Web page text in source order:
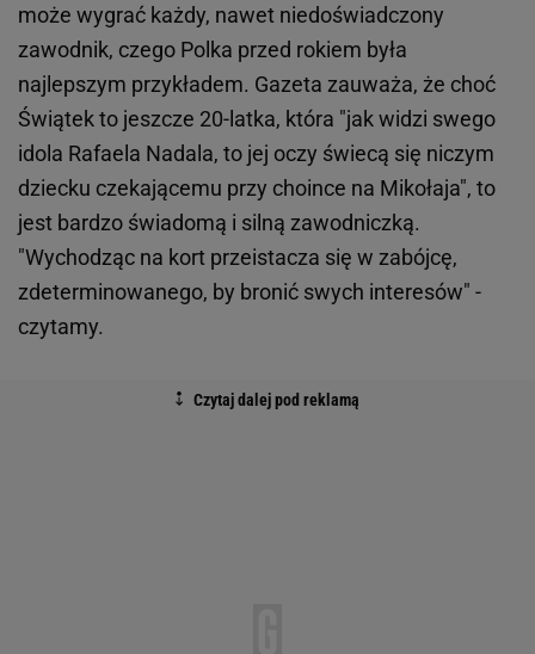
może wygrać każdy, nawet niedoświadczony
zawodnik, czego Polka przed rokiem była
najlepszym przykładem. Gazeta zauważa, że choć
Świątek to jeszcze 20-latka, która "jak widzi swego
idola Rafaela Nadala, to jej oczy świecą się niczym
dziecku czekającemu przy choince na Mikołaja", to
jest bardzo świadomą i silną zawodniczką.
"Wychodząc na kort przeistacza się w zabójcę,
zdeterminowanego, by bronić swych interesów" -
czytamy.